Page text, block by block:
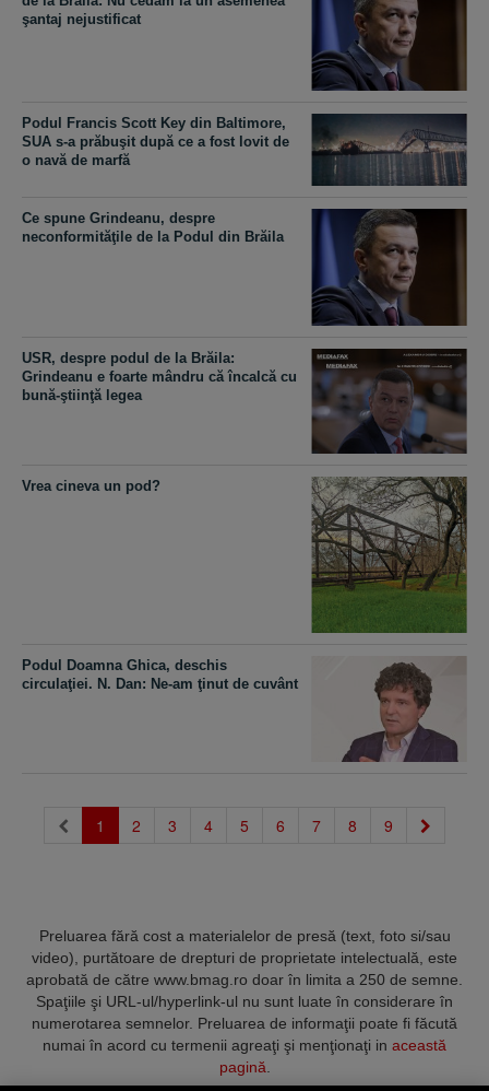
şantaj nejustificat
Podul Francis Scott Key din Baltimore,
SUA s-a prăbuşit după ce a fost lovit de
o navă de marfă
Ce spune Grindeanu, despre
neconformităţile de la Podul din Brăila
USR, despre podul de la Brăila:
Grindeanu e foarte mândru că încalcă cu
bună-ştiinţă legea
Vrea cineva un pod?
Podul Doamna Ghica, deschis
circulaţiei. N. Dan: Ne-am ţinut de cuvânt
1 (current)
2 3 4 5 6 7 8 9
Preluarea fără cost a materialelor de presă (text, foto si/sau
video), purtătoare de drepturi de proprietate intelectuală, este
aprobată de către www.bmag.ro doar în limita a 250 de semne.
Spaţiile şi URL-ul/hyperlink-ul nu sunt luate în considerare în
numerotarea semnelor. Preluarea de informaţii poate fi făcută
numai în acord cu termenii agreaţi şi menţionaţi in această
pagină.